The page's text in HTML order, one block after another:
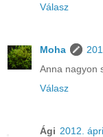
Válasz
Moha
Anna nagyon
Válasz
Ági 2012.